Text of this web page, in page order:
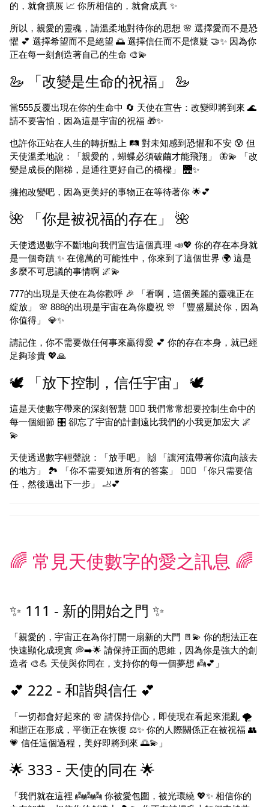
的，就會擴展 📈 你所相信的，就會成真 ✨
所以，親愛的靈魂，請溫柔地對待你的思想 🌸 選擇愛而不是恐
懼 💕 選擇希望而不是絕望 🌅 選擇信任而不是懷疑 🤝✨ 因為你
正在每一刻創造著自己的生命 🎨💫
🦢 「改變是生命的祝福」 🦢
當555反覆出現在你的生命中 🔄 天使在宣告：改變即將到來 🌊
請不要害怕，因為這是宇宙的祝福 🎁✨
也許你正站在人生的轉折點上 🛤️ 對未知感到恐懼和不安 😰 但
天使溫柔地說：「親愛的，蝴蝶必須破繭才能飛翔」 🦋💫 「改
變是成長的階梯，是通往更好自己的橋樑」 🌉✨
擁抱改變吧，因為更美好的事物正在等待著你 🌟💕
🌺 「你是被祝福的存在」 🌺
天使透過數字不斷地向我們宣告這個真理 📣💖 你的存在本身就
是一個奇蹟 ✨ 在億萬的可能性中，你來到了這個世界 🌍 這是
多麼不可思議的事情啊 🌌💫
777的出現是天使在為你歡呼 🎉 「看啊，這個美麗的靈魂正在
綻放」 🌸 888的出現是宇宙在為你慶祝 🎊 「豐盛屬於你，因為
你值得」 💎✨
請記住，你不需要做任何事來贏得愛 💕 你的存在本身，就已經
足夠珍貴 💖🙏
🕊️ 「放下控制，信任宇宙」 🕊️
這是天使數字帶來的深刻智慧 🧘‍♀️✨ 我們常常想要控制生命中的
每一個細節 🎛️ 卻忘了宇宙的計劃遠比我們的小我更加宏大 🌌
💫
天使透過數字輕聲說：「放手吧」 🙌 「讓河流帶著你流向該去
的地方」 🏞️ 「你不需要知道所有的答案」 🤷‍♀️✨ 「你只需要信
任，然後邁出下一步」 🦶💕
🌈 常見天使數字的愛之訊息 🌈
✨ 111 - 新的開始之門 ✨
「親愛的，宇宙正在為你打開一扇新的大門 🚪💫 你的想法正在
快速顯化成現實 💭➡️🌟 請保持正面的思維，因為你是強大的創
造者 🎨💪 天使與你同在，支持你的每一個夢想 👼💕」
💕 222 - 和諧與信任 💕
「一切都會好起來的 🌸 請保持信心，即使現在看起來混亂 🌪️
和諧正在形成，平衡正在恢復 ⚖️✨ 你的人際關係正在被祝福 👥
💗 信任這個過程，美好即將到來 🌅💫」
🌟 333 - 天使的同在 🌟
「我們就在這裡 👼👼👼 你被愛包圍，被光環繞 💖✨ 相信你的